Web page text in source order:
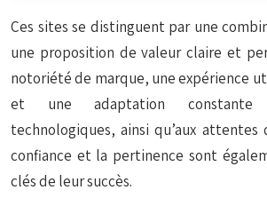
Ces sites se distinguent par une
une proposition de valeur claire et
notoriété de marque, une expérience
et une adaptation constante
technologiques, ainsi qu’aux attentes
confiance et la pertinence sont
clés de leur succès.